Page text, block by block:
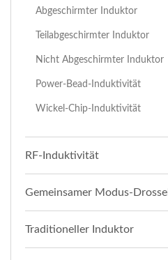
Abgeschirmter Induktor
Teilabgeschirmter Induktor
Nicht Abgeschirmter Induktor
Power-Bead-Induktivität
Wickel-Chip-Induktivität
RF-Induktivität
Gemeinsamer Modus-Drossel
Traditioneller Induktor